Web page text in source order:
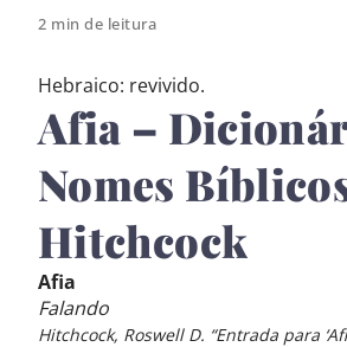
2 min de leitura
Hebraico: revivido.
Afia –
Nomes
Hitchcock
Afia
Falando
Hitchcock, Roswell D. “Entrada para